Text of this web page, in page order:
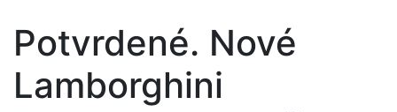
Potvrdené. Nové
Lamborghini